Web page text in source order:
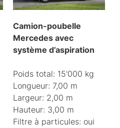
Camion-poubelle
Mercedes avec
système d’aspiration
Poids total: 15'000 kg
Longueur: 7,00 m
Largeur: 2,00 m
Hauteur: 3,00 m
Filtre à particules: oui